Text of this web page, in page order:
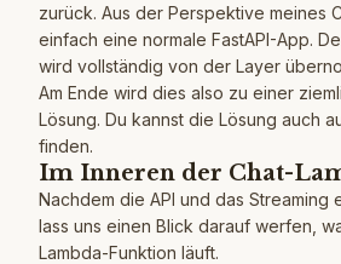
zurück. Aus der Perspektive meines
einfach eine normale FastAPI-App.
wird vollständig von der Layer
Am Ende wird dies also zu einer
Lösung. Du kannst die Lösung auch
finden.
Im Inneren der Chat-
Nachdem die API und das Streaming
lass uns einen Blick darauf werfen,
Lambda-Funktion läuft.